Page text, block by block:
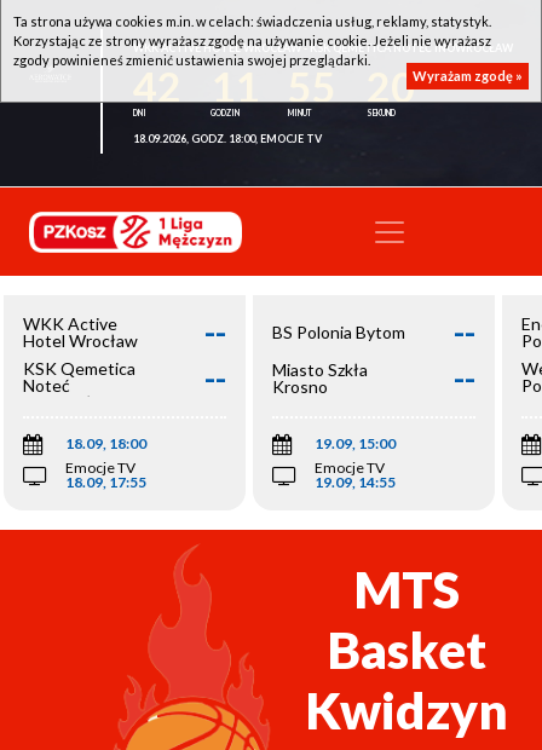
WKK ACTIVE HOTEL WROCŁAW - KSK QEMETICA NOTEĆ INOWROCŁAW
20
18.09.2026, GODZ. 18:00, EMOCJE TV
WKK Active
Hotel Wrocław
--
KSK Qemetica
Noteć
Inowrocław
--
18.09, 18:00
Emocje TV
18.09, 17:55
BS Polonia Bytom --
Miasto Szkła
Krosno
--
19.09, 15:00
Emocje TV
19.09, 14:55
MTS
Basket
Kwidzyn
Ta strona używa cookies m.in. w celach: świadczenia usług, reklamy, statystyk.
Korzystając ze strony wyrażasz zgodę na używanie cookie. Jeżeli nie wyrażasz
zgody powinieneś zmienić ustawienia swojej przeglądarki.
Wyrażam zgodę »